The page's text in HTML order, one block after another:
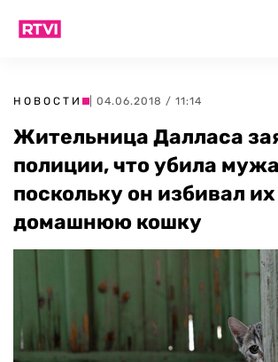
НОВОСТИ | 04.06.2018 / 11:14
Жительница Далласа
полиции, что убила
поскольку он избивал их
домашнюю кошку